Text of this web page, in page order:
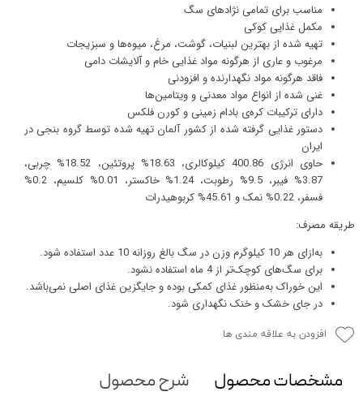
مناسب برای تمامی نژادهای سگ
مکمل غذایی کوکی
تهیه شده از بهترین لبنیات، گوشت، مرغ، میوه‌ها و سبزیجات
مرغوب و عاری از هرگونه مواد غذایی خام و آلایشات دامی
فاقد هرگونه مواد نگهدارنده و افزودنی
غنی شده از انواع مواد معدنی و ویتامین‌ها
دارای ترکیبات کره‌ی بادام زمینی و کورن فلکس
دستور غذایی گرفته شده از کشور آلمان تهیه شده توسط گروه بنجی در
ایران
حاوی انرژی 400.86 کیلوکالری، 18.63% پروتئین، 18.52% چربی،
3.87% فیبر، 9.5% رطوبت، 1.24% خاکستر، 0.01% کلسیم، 0.2%
فسفر، 0.22% نمک و 45.61% کربوهیدرات
طریقه مصرف:
به‌ازای هر 10 کیلوگرم وزن در سگ بالغ روزانه 10 عدد استفاده شود.
برای سگ‌های کوچک‌تر از 4 ماه استفاده نشود.
این خوراک به‌منظور غذای کمکی بوده و جایگزین غذای اصلی نمی‌باشد.
در جای خشک و خنک نگهداری شود.
افزودن به علاقه مندی ها
مشخصات محصول
شرح محصول